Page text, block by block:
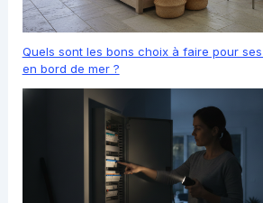
Quels sont les bons choix à faire pour
en bord de mer ?